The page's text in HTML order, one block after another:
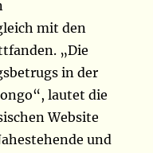
mit den
„Die
in der
lautet die
Website
und